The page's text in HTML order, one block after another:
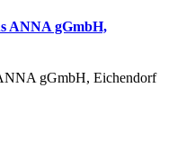
ANNA gGmbH,
gGmbH, Eichendorf